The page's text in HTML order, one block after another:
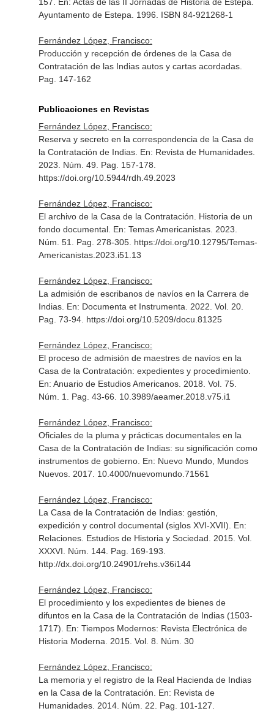
Ayuntamento de Estepa. 1996. ISBN 84-921268-1
Fernández López, Francisco:
Producción y recepción de órdenes de la Casa de
Contratación de las Indias autos y cartas acordadas.
Pag. 147-162
Publicaciones en Revistas
Fernández López, Francisco:
Reserva y secreto en la correspondencia de la Casa de
la Contratación de Indias. En: Revista de Humanidades.
2023. Núm. 49. Pag. 157-178.
https://doi.org/10.5944/rdh.49.2023
Fernández López, Francisco:
El archivo de la Casa de la Contratación. Historia de un
fondo documental. En: Temas Americanistas. 2023.
Núm. 51. Pag. 278-305. https://doi.org/10.12795/Temas-
Americanistas.2023.i51.13
Fernández López, Francisco:
La admisión de escribanos de navíos en la Carrera de
Indias. En: Documenta et Instrumenta . 2022. Vol. 20.
Pag. 73-94. https://doi.org/10.5209/docu.81325
Fernández López, Francisco:
El proceso de admisión de maestres de navíos en la
Casa de la Contratación: expedientes y procedimiento.
En: Anuario de Estudios Americanos. 2018. Vol. 75.
Núm. 1. Pag. 43-66. 10.3989/aeamer.2018.v75.i1
Fernández López, Francisco:
Oficiales de la pluma y prácticas documentales en la
Casa de la Contratación de Indias: su significación como
instrumentos de gobierno. En: Nuevo Mundo, Mundos
Nuevos. 2017. 10.4000/nuevomundo.71561
Fernández López, Francisco:
La Casa de la Contratación de Indias: gestión,
expedición y control documental (siglos XVI-XVII). En:
Relaciones. Estudios de Historia y Sociedad . 2015. Vol.
XXXVI. Núm. 144. Pag. 169-193.
http://dx.doi.org/10.24901/rehs.v36i144
Fernández López, Francisco:
El procedimiento y los expedientes de bienes de
difuntos en la Casa de la Contratación de Indias (1503-
1717). En: Tiempos Modernos: Revista Electrónica de
Historia Moderna . 2015. Vol. 8. Núm. 30
Fernández López, Francisco:
La memoria y el registro de la Real Hacienda de Indias
en la Casa de la Contratación. En: Revista de
Humanidades. 2014. Núm. 22. Pag. 101-127.